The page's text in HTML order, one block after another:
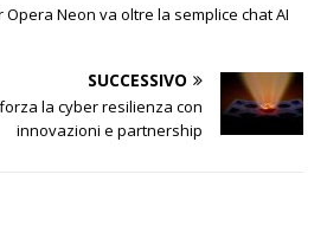
Opera Neon va oltre la semplice chat AI
SUCCESSIVO
la cyber resilienza con
innovazioni e partnership